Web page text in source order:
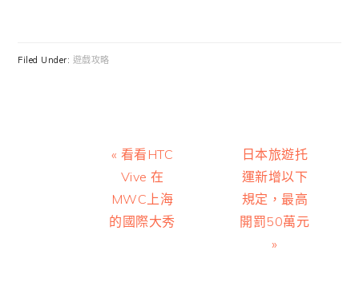
Filed Under: 遊戲攻略
Previous
Post:
« 看看HTC
Vive 在
MWC上海
的國際大秀
Next
Post:
日本旅遊托
運新增以下
規定，最高
開罰50萬元
»